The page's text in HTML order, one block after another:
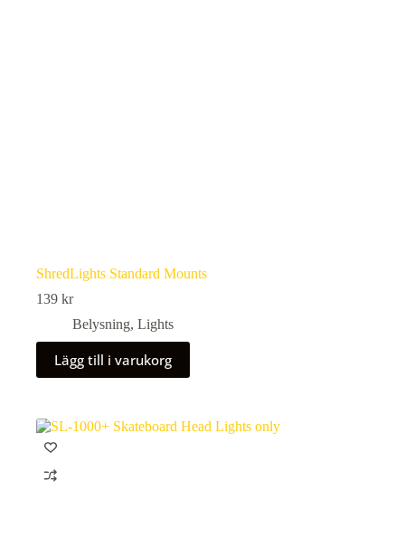
ShredLights Standard Mounts
139 kr
Belysning, Lights
Lägg till i varukorg